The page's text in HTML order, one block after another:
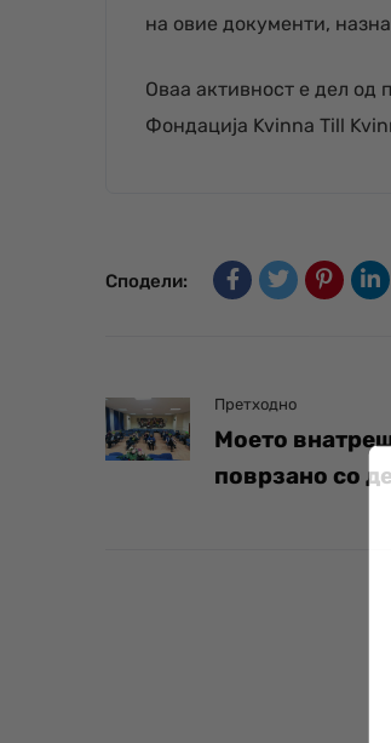
на овие документи,
Оваа активност е дел од
Фондација Kvinna Till
Сподели:
Претходно
Моето
поврзано со